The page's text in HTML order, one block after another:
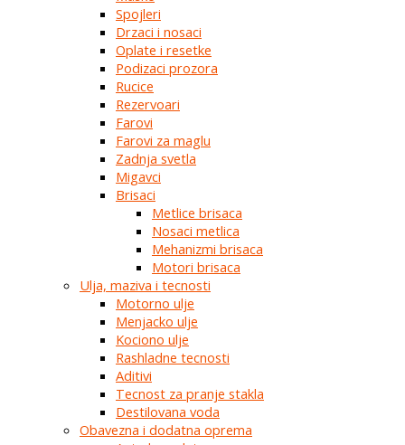
Spojleri
Drzaci i nosaci
Oplate i resetke
Podizaci prozora
Rucice
Rezervoari
Farovi
Farovi za maglu
Zadnja svetla
Migavci
Brisaci
Metlice brisaca
Nosaci metlica
Mehanizmi brisaca
Motori brisaca
Ulja, maziva i tecnosti
Motorno ulje
Menjacko ulje
Kociono ulje
Rashladne tecnosti
Aditivi
Tecnost za pranje stakla
Destilovana voda
Obavezna i dodatna oprema